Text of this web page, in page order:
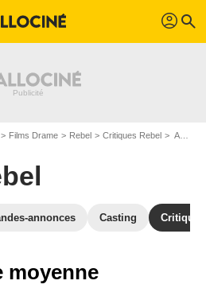
profil search
Films Drame Rebel Critiques Rebel Avis : Rebel - Page 5
annonces Casting
moyenne